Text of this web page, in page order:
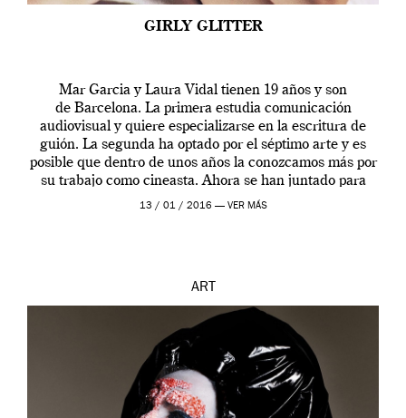
GIRLY GLITTER
Mar Garcia y Laura Vidal tienen 19 años y son
de Barcelona. La primera estudia comunicación
audiovisual y quiere especializarse en la escritura de
guión. La segunda ha optado por el séptimo arte y es
posible que dentro de unos años la conozcamos más por
su trabajo como cineasta. Ahora se han juntado para
contarnos una […]
13 / 01 / 2016 — VER MÁS
ART